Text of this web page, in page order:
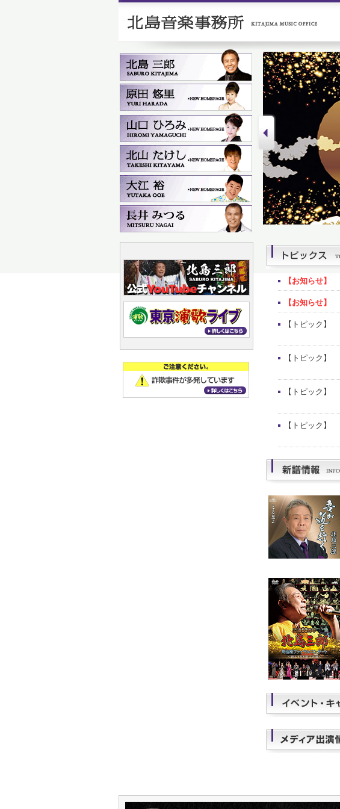
【お知らせ】
【お知らせ】
【トピック】
【トピック】
【トピック】
【トピック】